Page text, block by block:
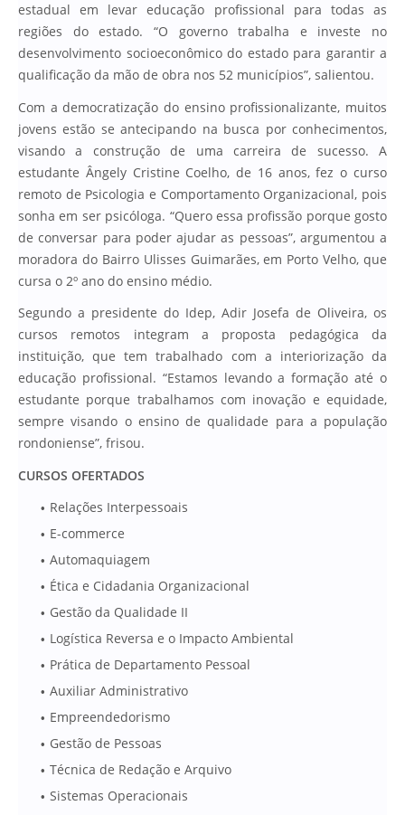
estadual em levar educação profissional para todas as
regiões do estado. “O governo trabalha e investe no
desenvolvimento socioeconômico do estado para garantir a
qualificação da mão de obra nos 52 municípios”, salientou.
Com a democratização do ensino profissionalizante, muitos
jovens estão se antecipando na busca por conhecimentos,
visando a construção de uma carreira de sucesso. A
estudante Ângely Cristine Coelho, de 16 anos, fez o curso
remoto de Psicologia e Comportamento Organizacional, pois
sonha em ser psicóloga. “Quero essa profissão porque gosto
de conversar para poder ajudar as pessoas”, argumentou a
moradora do Bairro Ulisses Guimarães, em Porto Velho, que
cursa o 2º ano do ensino médio.
Segundo a presidente do Idep, Adir Josefa de Oliveira, os
cursos remotos integram a proposta pedagógica da
instituição, que tem trabalhado com a interiorização da
educação profissional. “Estamos levando a formação até o
estudante porque trabalhamos com inovação e equidade,
sempre visando o ensino de qualidade para a população
rondoniense”, frisou.
CURSOS OFERTADOS
Relações Interpessoais
E-commerce
Automaquiagem
Ética e Cidadania Organizacional
Gestão da Qualidade II
Logística Reversa e o Impacto Ambiental
Prática de Departamento Pessoal
Auxiliar Administrativo
Empreendedorismo
Gestão de Pessoas
Técnica de Redação e Arquivo
Sistemas Operacionais